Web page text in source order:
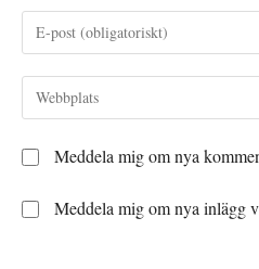
namn
eller
för
att
kommentera
Ange
din
e-
postadress
att
Ange
URL
din
webbplats
(valfritt)
Meddela mig om nya
Meddela mig om nya inlägg